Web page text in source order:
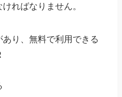
ればなりません。
り、無料で利用できる